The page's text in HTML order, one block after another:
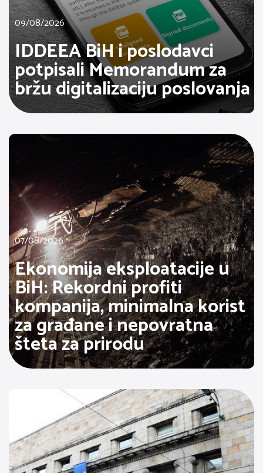
09/08/2026
IDDEEA BiH i poslodavci
potpisali Memorandum za
bržu digitalizaciju poslovanja
07/08/2026
Ekonomija eksploatacije u
BiH: Rekordni profiti
kompanija, minimalna korist
za građane i nepovratna
šteta za prirodu